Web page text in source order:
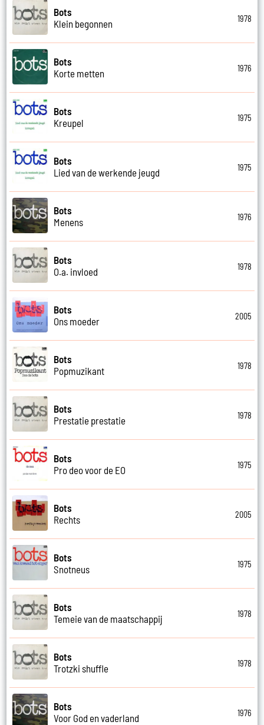
Bots
Klein begonnen
1978
Bots
Korte metten
1976
Bots
Kreupel
1975
Bots
Lied van de werkende jeugd
1975
Bots
Menens
1976
Bots
O.a. invloed
1978
Bots
Ons moeder
2005
Bots
Popmuzikant
1978
Bots
Prestatie prestatie
1978
Bots
Pro deo voor de EO
1975
Bots
Rechts
2005
Bots
Snotneus
1975
Bots
Temeie van de maatschappij
1978
Bots
Trotzki shuffle
1978
Bots
Voor God en vaderland
1976